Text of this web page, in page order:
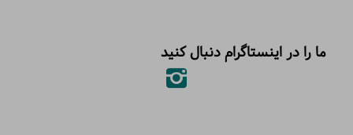
ما را در اینستاگرام دنبال کنید